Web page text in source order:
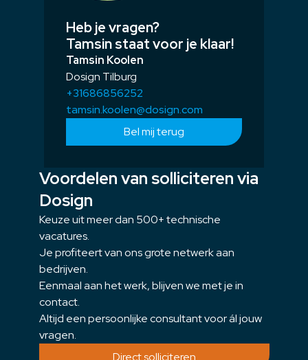
Heb je vragen?
Tamsin staat voor je klaar!
Tamsin Koolen
Dosign Tilburg
+31686856252
tamsin.koolen@dosign.com
Bel mij terug
Voordelen van solliciteren via
Dosign
Keuze uit meer dan 500+ technische
vacatures.
Je profiteert van ons grote netwerk aan
bedrijven.
Eenmaal aan het werk, blijven we met je in
contact.
Altijd een persoonlijke consultant voor ál jouw
vragen.
Direct solliciteren